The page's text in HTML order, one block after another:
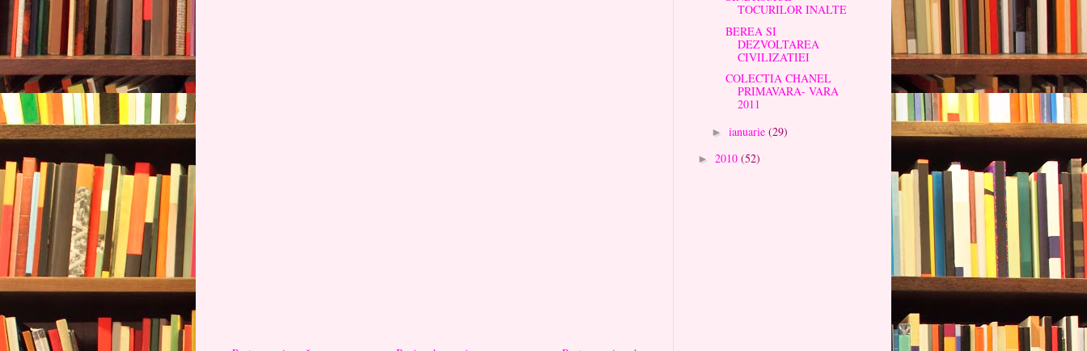
TOCURILOR INALTE
BEREA SI
DEZVOLTAREA
CIVILIZATIEI
COLECTIA CHANEL
PRIMAVARA- VARA
2011
► ianuarie (29)
► 2010 (52)